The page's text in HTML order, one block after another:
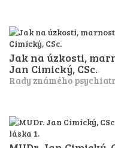
Jak na úzkosti,
Jan Cimický, CSc.
Rady známého